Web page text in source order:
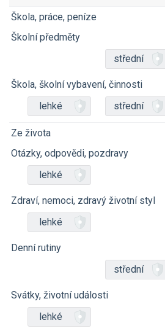
Škola, práce, peníze
Školní předměty
střední
Škola, školní vybavení, činnosti
lehké
střední
Ze života
Otázky, odpovědi, pozdravy
lehké
Zdraví, nemoci, zdravý životní styl
lehké
Denní rutiny
střední
Svátky, životní události
lehké